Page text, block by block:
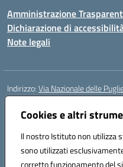
Cookies e altri
Il nostro Istituto non utilizza
sono utilizzati
corretto funzionamento del
Amministrazione
Dichiarazione di
Note legali
Indirizzo:Via Nazionale delle
Centralino:
Email:naee32300a@istruzione.it
Codice fiscale: 93007720639
Codice meccanografico: